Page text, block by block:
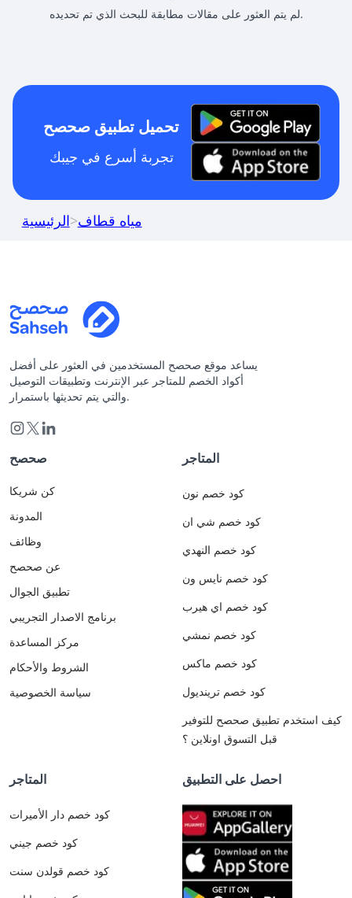
لم يتم العثور على مقالات مطابقة للبحث الذي تم تحديده.
تحميل تطبيق صحصح
تجربة أسرع في جيبك
الرئيسية>مياه قطاف
يساعد موقع صحصح المستخدمين في العثور على أفضل
أكواد الخصم للمتاجر عبر الإنترنت وتطبيقات التوصيل
والتي يتم تحديثها باستمرار.
صحصح
كن شريكا
المدونة
وظائف
عن صحصح
تطبيق الجوال
برنامج الاصدار التجريبي
مركز المساعدة
الشروط والأحكام
سياسة الخصوصية
المتاجر
كود خصم نون
كود خصم شي ان
كود خصم النهدي
كود خصم نايس ون
كود خصم اي هيرب
كود خصم نمشي
كود خصم ماكس
كود خصم ترينديول
كيف استخدم تطبيق صحصح للتوفير
قبل التسوق اونلاين ؟
المتاجر
كود خصم دار الأميرات
كود خصم جيني
كود خصم قولدن سنت
احصل على التطبيق